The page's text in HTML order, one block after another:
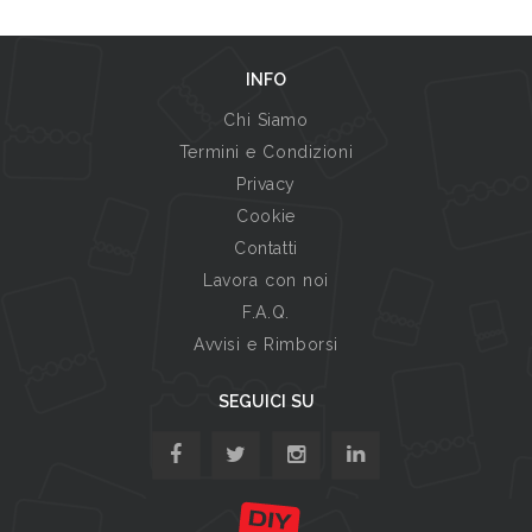
INFO
Chi Siamo
Termini e Condizioni
Privacy
Cookie
Contatti
Lavora con noi
F.A.Q.
Avvisi e Rimborsi
SEGUICI SU